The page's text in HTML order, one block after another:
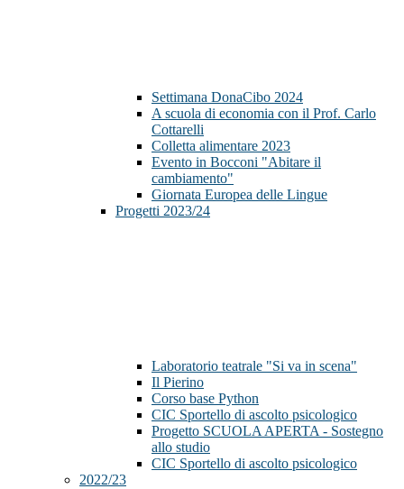
Settimana DonaCibo 2024
A scuola di economia con il Prof. Carlo
Cottarelli
Colletta alimentare 2023
Evento in Bocconi "Abitare il
cambiamento"
Giornata Europea delle Lingue
Progetti 2023/24
Laboratorio teatrale "Si va in scena"
Il Pierino
Corso base Python
CIC Sportello di ascolto psicologico
Progetto SCUOLA APERTA - Sostegno
allo studio
CIC Sportello di ascolto psicologico
2022/23